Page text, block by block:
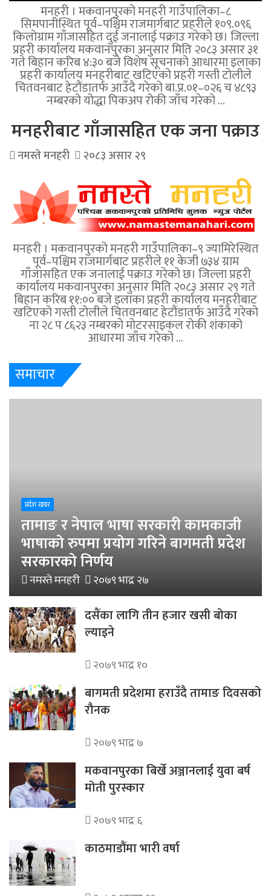
मनहरी । मकवानपुरको मनहरी गाउँपालिका–८
सिमपानीस्थित पूर्व–पश्चिम राजमार्गबाट प्रहरीले १०९.०९६
किलोग्राम गाँजासहित दुई जनालाई पक्राउ गरेको छ। जिल्ला
प्रहरी कार्यालय मकवानपुरका अनुसार मिति २०८३ असार ३१
गते बिहान करिब ४:३० बजे विशेष सूचनाको आधारमा इलाका
प्रहरी कार्यालय मनहरीबाट खटिएको प्रहरी गस्ती टोलीले
चितवनबाट हेटौंडातर्फ आउँदै गरेको बा.प्र.०१–०२६ च ४८९३
नम्बरको योद्धा पिकअप रोकी जाँच गरेको …
मनहरीबाट गाँजासहित एक जना पक्राउ
नमस्ते मनहरी २०८३ असार २९
मनहरी । मकवानपुरको मनहरी गाउँपालिका–९ ज्यामिरेस्थित
पूर्व–पश्चिम राजमार्गबाट प्रहरीले ११ केजी ७३४ ग्राम
गाँजासहित एक जनालाई पक्राउ गरेको छ। जिल्ला प्रहरी
कार्यालय मकवानपुरका अनुसार मिति २०८३ असार २९ गते
बिहान करिब ११:०० बजे इलाका प्रहरी कार्यालय मनहरीबाट
खटिएको गस्ती टोलीले चितवनबाट हेटौंडातर्फ आउँदै गरेको
ना २८ प ८६२३ नम्बरको मोटरसाइकल रोकी शंकाको
आधारमा जाँच गरेको …
समाचार
प्रदेश खबर
तामाङ र नेपाल भाषा सरकारी कामकाजी
भाषाको रुपमा प्रयोग गरिने बागमती प्रदेश
सरकारको निर्णय
नमस्ते मनहरी २०७९ भाद्र २७
दसैंका लागि तीन हजार खसी बोका
ल्याइने
२०७९ भाद्र १०
बागमती प्रदेशमा हराउँदै तामाङ दिवसको
रौनक
२०७९ भाद्र ७
मकवानपुरका बिर्खे अञ्जानलाई युवा बर्ष
मोती पुरस्कार
२०७९ भाद्र ६
काठमाडौंमा भारी वर्षा